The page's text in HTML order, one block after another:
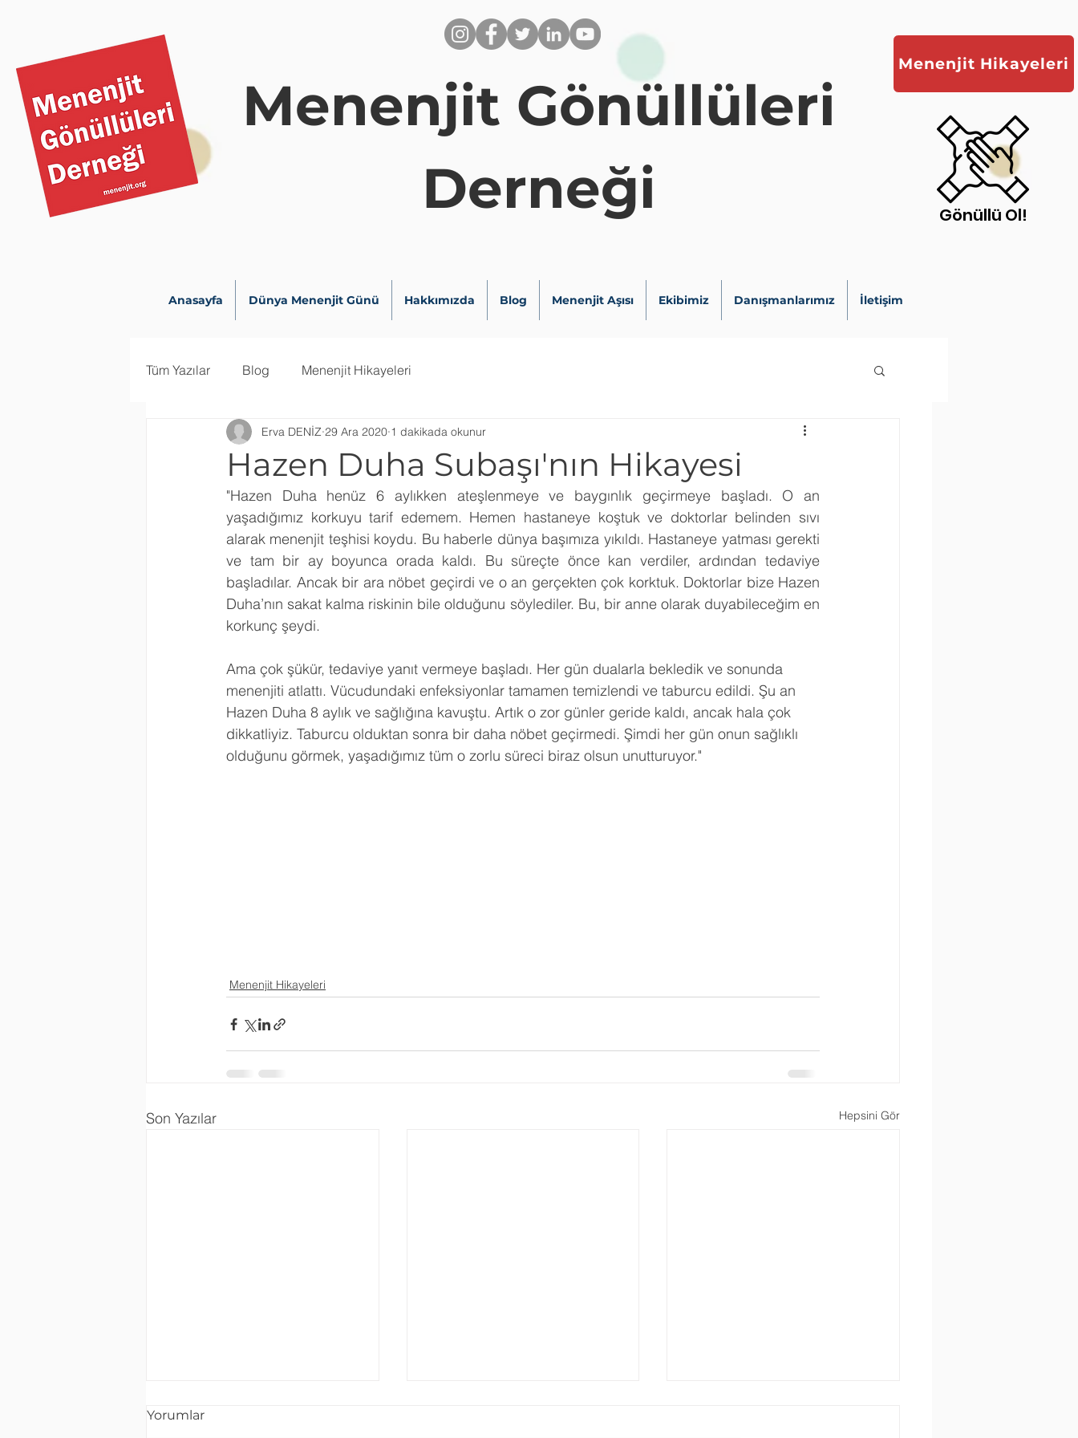
Menenjit Gönüllüleri
Derneği
Menenjit Hikayeleri
Gönüllü Ol!
Anasayfa Dünya Menenjit Günü Hakkımızda Blog Menenjit Aşısı Ekibimiz Danışmanlarımız İletişim
Tüm Yazılar Blog Menenjit Hikayeleri
Hazen Duha Subaşı'nın Hikayesi
Erva DENİZ 29 Ara 2020 1 dakikada okunur
"Hazen Duha henüz 6 aylıkken ateşlenmeye ve baygınlık geçirmeye başladı. O an
yaşadığımız korkuyu tarif edemem. Hemen hastaneye koştuk ve doktorlar belinden sıvı
alarak menenjit teşhisi koydu. Bu haberle dünya başımıza yıkıldı. Hastaneye yatması gerekti
ve tam bir ay boyunca orada kaldı. Bu süreçte önce kan verdiler, ardından tedaviye
başladılar. Ancak bir ara nöbet geçirdi ve o an gerçekten çok korktuk. Doktorlar bize Hazen
Duha’nın sakat kalma riskinin bile olduğunu söylediler. Bu, bir anne olarak duyabileceğim en
korkunç şeydi.
Ama çok şükür, tedaviye yanıt vermeye başladı. Her gün dualarla bekledik ve sonunda
menenjiti atlattı. Vücudundaki enfeksiyonlar tamamen temizlendi ve taburcu edildi. Şu an
Hazen Duha 8 aylık ve sağlığına kavuştu. Artık o zor günler geride kaldı, ancak hala çok
dikkatliyiz. Taburcu olduktan sonra bir daha nöbet geçirmedi. Şimdi her gün onun sağlıklı
olduğunu görmek, yaşadığımız tüm o zorlu süreci biraz olsun unutturuyor."
Menenjit Hikayeleri
Son Yazılar Hepsini Gör
Yorumlar